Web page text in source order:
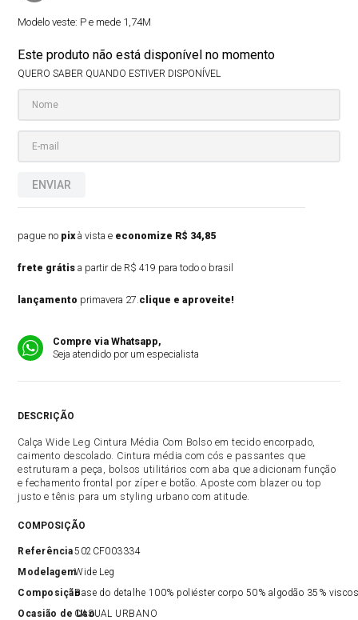
Modelo veste: P e mede 1,74M
Este produto não está disponível no momento
QUERO SABER QUANDO ESTIVER DISPONÍVEL
ENVIAR
pague no pixà vista e economize R$ 34,85
frete grátis a partir de R$ 419 para todo o brasil
lançamento primavera 27.clique e aproveite!
Compre via Whatsapp,
Seja atendido por um especialista
DESCRIÇÃO
Calça Wide Leg Cintura Média Com Bolso em tecido encorpado,
caimento descolado. Cintura média com cós e passantes que
estruturam a peça, bolsos utilitários com aba que adicionam função
e fechamento frontal por zíper e botão. Aposte com blazer ou top
justo e tênis para um styling urbano com atitude.
COMPOSIÇÃO
Referência502CF003334
ModelagemWide Leg
ComposiçãoBase do detalhe 100% poliéster corpo 50% algodão 35%
Ocasião de UsoCASUAL URBANO